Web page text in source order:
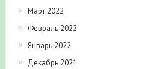
Март 2022
Февраль 2022
Январь 2022
Декабрь 2021